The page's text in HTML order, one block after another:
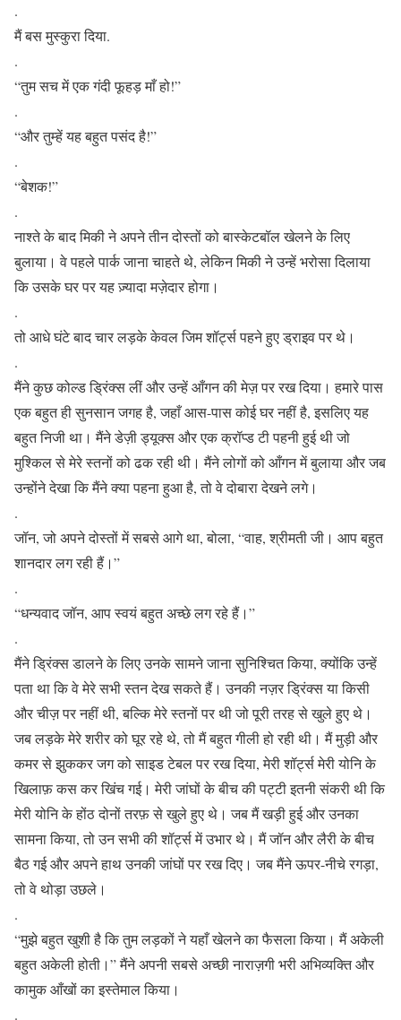
.
मैं बस मुस्कुरा दिया.
.
“तुम सच में एक गंदी फूहड़ माँ हो!”
.
“और तुम्हें यह बहुत पसंद है!”
.
“बेशक!”
.
नाश्ते के बाद मिकी ने अपने तीन दोस्तों को बास्केटबॉल खेलने के लिए
बुलाया। वे पहले पार्क जाना चाहते थे, लेकिन मिकी ने उन्हें भरोसा दिलाया
कि उसके घर पर यह ज़्यादा मज़ेदार होगा।
.
तो आधे घंटे बाद चार लड़के केवल जिम शॉर्ट्स पहने हुए ड्राइव पर थे।
.
मैंने कुछ कोल्ड ड्रिंक्स लीं और उन्हें आँगन की मेज़ पर रख दिया। हमारे पास
एक बहुत ही सुनसान जगह है, जहाँ आस-पास कोई घर नहीं है, इसलिए यह
बहुत निजी था। मैंने डेज़ी ड्यूक्स और एक क्रॉप्ड टी पहनी हुई थी जो
मुश्किल से मेरे स्तनों को ढक रही थी। मैंने लोगों को आँगन में बुलाया और जब
उन्होंने देखा कि मैंने क्या पहना हुआ है, तो वे दोबारा देखने लगे।
.
जॉन, जो अपने दोस्तों में सबसे आगे था, बोला, “वाह, श्रीमती जी। आप बहुत
शानदार लग रही हैं।”
.
“धन्यवाद जॉन, आप स्वयं बहुत अच्छे लग रहे हैं।”
.
मैंने ड्रिंक्स डालने के लिए उनके सामने जाना सुनिश्चित किया, क्योंकि उन्हें
पता था कि वे मेरे सभी स्तन देख सकते हैं। उनकी नज़र ड्रिंक्स या किसी
और चीज़ पर नहीं थी, बल्कि मेरे स्तनों पर थी जो पूरी तरह से खुले हुए थे।
जब लड़के मेरे शरीर को घूर रहे थे, तो मैं बहुत गीली हो रही थी। मैं मुड़ी और
कमर से झुककर जग को साइड टेबल पर रख दिया, मेरी शॉर्ट्स मेरी योनि के
खिलाफ़ कस कर खिंच गई। मेरी जांघों के बीच की पट्टी इतनी संकरी थी कि
मेरी योनि के होंठ दोनों तरफ़ से खुले हुए थे। जब मैं खड़ी हुई और उनका
सामना किया, तो उन सभी की शॉर्ट्स में उभार थे। मैं जॉन और लैरी के बीच
बैठ गई और अपने हाथ उनकी जांघों पर रख दिए। जब ​​मैंने ऊपर-नीचे रगड़ा,
तो वे थोड़ा उछले।
.
“मुझे बहुत खुशी है कि तुम लड़कों ने यहाँ खेलने का फैसला किया। मैं अकेली
बहुत अकेली होती।” मैंने अपनी सबसे अच्छी नाराज़गी भरी अभिव्यक्ति और
कामुक आँखों का इस्तेमाल किया।
.